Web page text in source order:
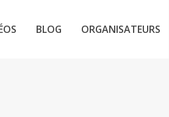
BLOG ORGANISATEURS